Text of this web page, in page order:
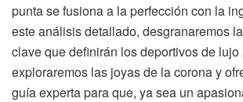
punta se fusiona a la perfección con la
este análisis detallado, desgranaremos
clave que definirán los deportivos de lujo
exploraremos las joyas de la corona y
guía experta para que, ya sea un